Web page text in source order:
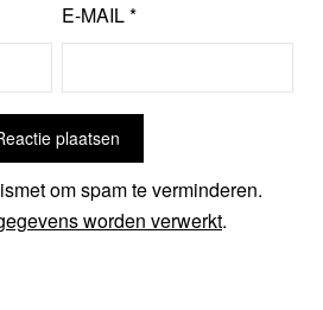
E-MAIL*
om spam te verminderen.
worden verwerkt.